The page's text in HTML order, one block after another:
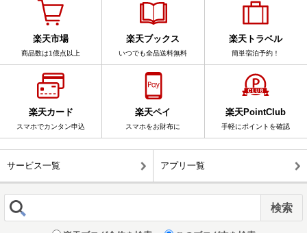
楽天市場
商品数は1億点以上
楽天ブックス
いつでも全品送料無料
楽天トラベル
簡単宿泊予約！
楽天カード
スマホでカンタン申込
楽天ペイ
スマホをお財布に
楽天PointClub
手軽にポイントを確認
サービス一覧 アプリ一覧